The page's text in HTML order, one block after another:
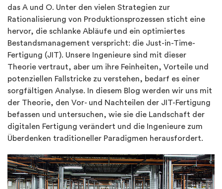
das A und O. Unter den vielen Strategien zur
Rationalisierung von Produktionsprozessen sticht eine
hervor, die schlanke Abläufe und ein optimiertes
Bestandsmanagement verspricht: die Just-in-Time-
Fertigung (JIT). Unsere Ingenieure sind mit dieser
Theorie vertraut, aber um ihre Feinheiten, Vorteile und
potenziellen Fallstricke zu verstehen, bedarf es einer
sorgfältigen Analyse. In diesem Blog werden wir uns mit
der Theorie, den Vor- und Nachteilen der JIT-Fertigung
befassen und untersuchen, wie sie die Landschaft der
digitalen Fertigung verändert und die Ingenieure zum
Überdenken traditioneller Paradigmen herausfordert.